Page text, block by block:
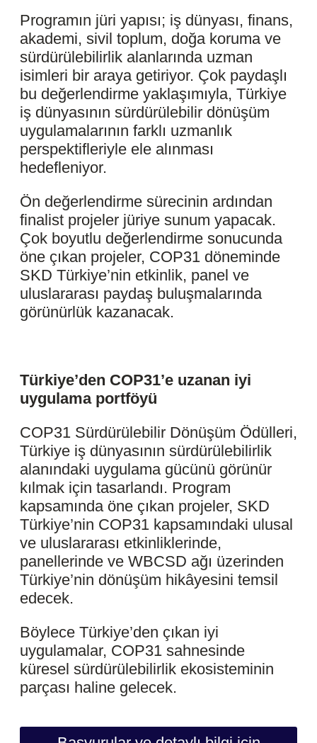
Programın jüri yapısı; iş dünyası, finans,
akademi, sivil toplum, doğa koruma ve
sürdürülebilirlik alanlarında uzman
isimleri bir araya getiriyor. Çok paydaşlı
bu değerlendirme yaklaşımıyla, Türkiye
iş dünyasının sürdürülebilir dönüşüm
uygulamalarının farklı uzmanlık
perspektifleriyle ele alınması
hedefleniyor.
Ön değerlendirme sürecinin ardından
finalist projeler jüriye sunum yapacak.
Çok boyutlu değerlendirme sonucunda
öne çıkan projeler, COP31 döneminde
SKD Türkiye’nin etkinlik, panel ve
uluslararası paydaş buluşmalarında
görünürlük kazanacak.
Türkiye’den COP31’e uzanan iyi
uygulama portföyü
COP31 Sürdürülebilir Dönüşüm Ödülleri,
Türkiye iş dünyasının sürdürülebilirlik
alanındaki uygulama gücünü görünür
kılmak için tasarlandı. Program
kapsamında öne çıkan projeler, SKD
Türkiye’nin COP31 kapsamındaki ulusal
ve uluslararası etkinliklerinde,
panellerinde ve WBCSD ağı üzerinden
Türkiye’nin dönüşüm hikâyesini temsil
edecek.
Böylece Türkiye’den çıkan iyi
uygulamalar, COP31 sahnesinde
küresel sürdürülebilirlik ekosisteminin
parçası haline gelecek.